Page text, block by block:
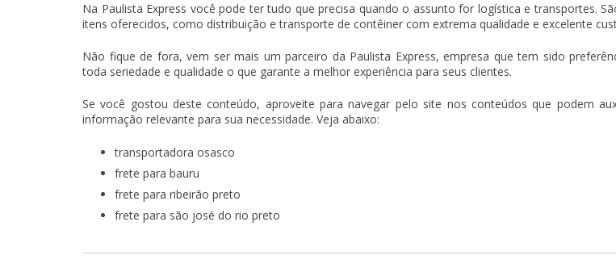
Na Paulista Express você pode ter tudo que precisa quando o assunto for logística e transportes.
itens oferecidos, como distribuição e transporte de contêiner com extrema qualidade e excelente
Não fique de fora, vem ser mais um parceiro da Paulista Express, empresa que tem sido
toda seriedade e qualidade o que garante a melhor experiência para seus clientes.
Se você gostou deste conteúdo, aproveite para navegar pelo site nos conteúdos que podem
informação relevante para sua necessidade. Veja abaixo:
transportadora osasco
frete para bauru
frete para ribeirão preto
frete para são josé do rio preto